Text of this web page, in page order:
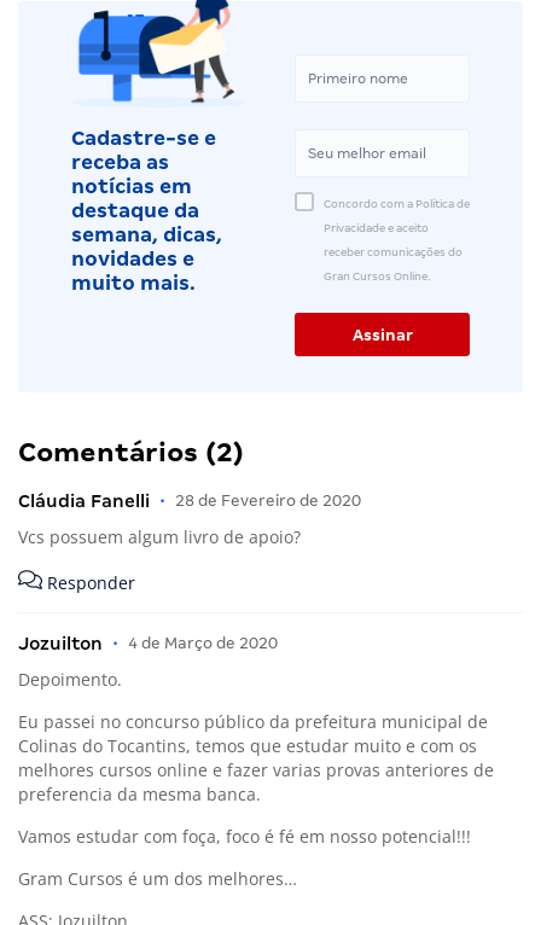
Cadastre-se e
receba as
notícias em
destaque da
semana, dicas,
novidades e
muito mais.
Concordo com a Política de
Privacidade e aceito
receber comunicações do
Gran Cursos Online.
Comentários (2)
Cláudia Fanelli • 28 de Fevereiro de 2020
Vcs possuem algum livro de apoio?
Responder
Jozuilton • 4 de Março de 2020
Depoimento.
Eu passei no concurso público da prefeitura municipal de
Colinas do Tocantins, temos que estudar muito e com os
melhores cursos online e fazer varias provas anteriores de
preferencia da mesma banca.
Vamos estudar com foça, foco é fé em nosso potencial!!!
Gram Cursos é um dos melhores…